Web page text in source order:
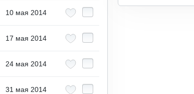
10 мая 2014
17 мая 2014
24 мая 2014
31 мая 2014